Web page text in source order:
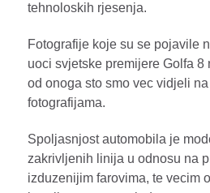
tehnoloskih rjesenja.
Fotografije koje su se pojavile
uoci svjetske premijere Golfa
od onoga sto smo vec vidjeli na
fotografijama.
Spoljasnjost automobila je
zakrivljenih linija u odnosu na
izduzenijim farovima, te vecim